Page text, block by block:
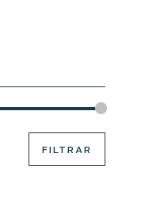
FILTRAR